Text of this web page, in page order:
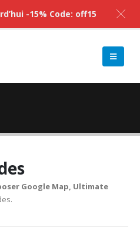
Google Map, Ultimate
-15% Code: off15